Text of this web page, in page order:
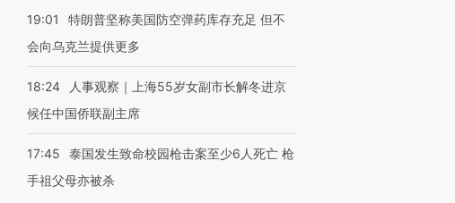
19:01
特朗普坚称美国防空弹药库存充足 但不
会向乌克兰提供更多
18:24
人事观察｜上海55岁女副市长解冬进京
候任中国侨联副主席
17:45
泰国发生致命校园枪击案至少6人死亡 枪
手祖父母亦被杀